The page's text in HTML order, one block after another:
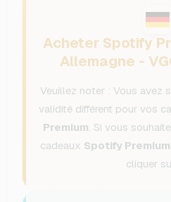
Acheter Spotify
Allemagne -
Veuillez noter : Vous avez
validité différent pour vos
Premium. Si vous
cadeaux Spotify Premium
cliquer